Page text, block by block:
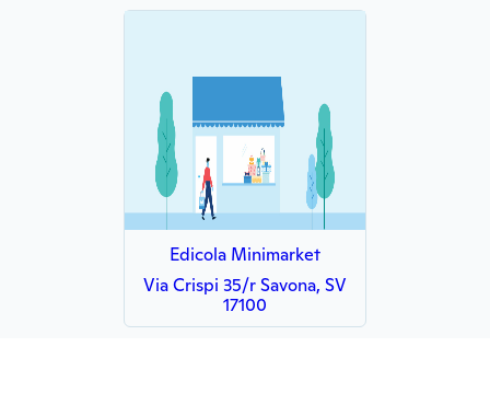
Edicola Minimarket
Via Crispi 35/r Savona, SV
17100